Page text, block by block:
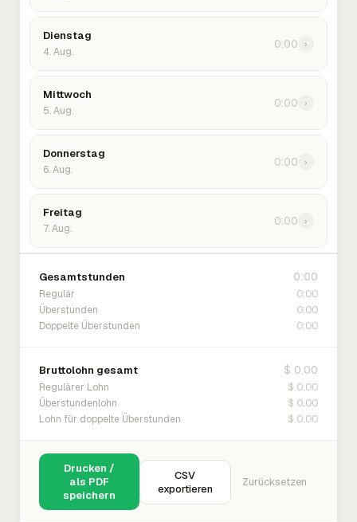
Dienstag
4. Aug.
0:00 ›
Mittwoch
5. Aug.
0:00 ›
Donnerstag
6. Aug.
0:00 ›
Freitag
7. Aug.
0:00 ›
Gesamtstunden 0:00
Regulär 0:00
Überstunden 0:00
Doppelte Überstunden 0:00
Bruttolohn gesamt $ 0.00
Regulärer Lohn $ 0.00
Überstundenlohn $ 0.00
Lohn für doppelte Überstunden $ 0.00
Drucken /
als PDF
speichern
CSV
exportieren
Zurücksetzen